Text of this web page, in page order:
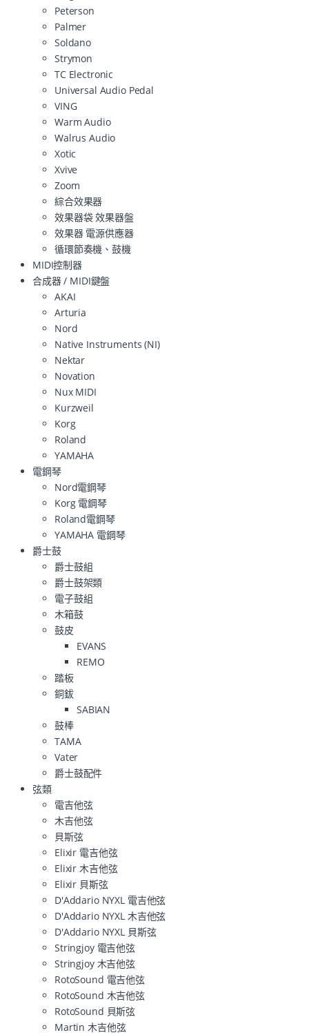
Peterson
Palmer
Soldano
Strymon
TC Electronic
Universal Audio Pedal
VING
Warm Audio
Walrus Audio
Xotic
Xvive
Zoom
綜合效果器
效果器袋 效果器盤
效果器 電源供應器
循環節奏機、鼓機
MIDI控制器
合成器 / MIDI鍵盤
AKAI
Arturia
Nord
Native Instruments (NI)
Nektar
Novation
Nux MIDI
Kurzweil
Korg
Roland
YAMAHA
電鋼琴
Nord電鋼琴
Korg 電鋼琴
Roland電鋼琴
YAMAHA 電鋼琴
爵士鼓
爵士鼓組
爵士鼓架類
電子鼓組
木箱鼓
鼓皮
EVANS
REMO
踏板
銅鈸
SABIAN
鼓棒
TAMA
Vater
爵士鼓配件
弦類
電吉他弦
木吉他弦
貝斯弦
Elixir 電吉他弦
Elixir 木吉他弦
Elixir 貝斯弦
D'Addario NYXL 電吉他弦
D'Addario NYXL 木吉他弦
D'Addario NYXL 貝斯弦
Stringjoy 電吉他弦
Stringjoy 木吉他弦
RotoSound 電吉他弦
RotoSound 木吉他弦
RotoSound 貝斯弦
Martin 木吉他弦